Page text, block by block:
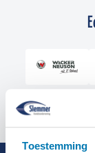
Toestemming